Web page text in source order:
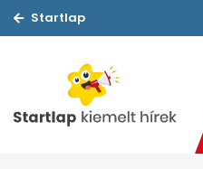
Startlap